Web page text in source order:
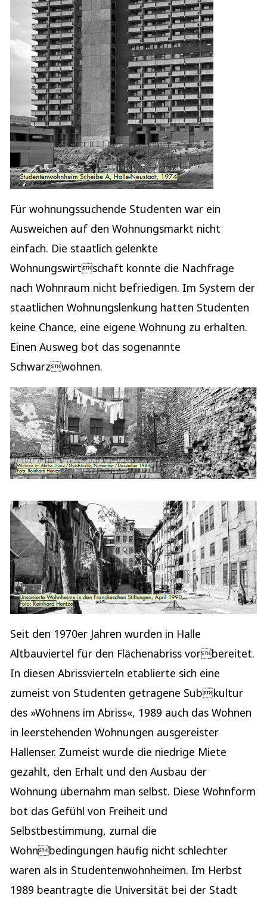
Für wohnungssuchende Studenten war ein
Ausweichen auf den Wohnungsmarkt nicht
einfach. Die staatlich gelenkte
Wohnungswirtschaft konnte die Nachfrage
nach Wohnraum nicht befriedigen. Im System der
staatlichen Wohnungslenkung hatten Studenten
keine Chance, eine eigene Wohnung zu erhalten.
Einen Ausweg bot das sogenannte
Schwarzwohnen.
Seit den 1970er Jahren wurden in Halle
Altbauviertel für den Flächenabriss vorbereitet.
In diesen Abrissvierteln etablierte sich eine
zumeist von Studenten getragene Subkultur
des »Wohnens im Abriss«, 1989 auch das Wohnen
in leerstehenden Wohnungen ausgereister
Hallenser. Zumeist wurde die niedrige Miete
gezahlt, den Erhalt und den Ausbau der
Wohnung übernahm man selbst. Diese Wohnform
bot das Gefühl von Freiheit und
Selbstbestimmung, zumal die
Wohnbedingungen häufig nicht schlechter
waren als in Studentenwohnheimen. Im Herbst
1989 beantragte die Universität bei der Stadt